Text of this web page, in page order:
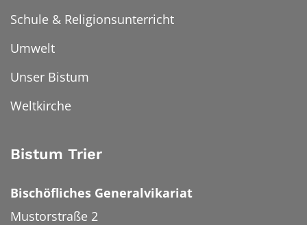
Schule & Religionsunterricht
Umwelt
Unser Bistum
Weltkirche
Bistum Trier
Bischöfliches Generalvikariat
Mustorstraße 2